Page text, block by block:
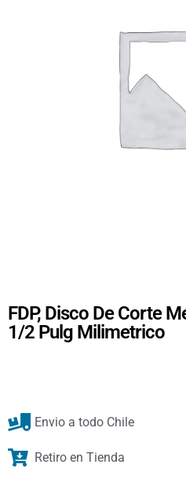
FDP, Disco De Corte
1/2 Pulg Milimetrico
Envio a todo Chile
Retiro en Tienda